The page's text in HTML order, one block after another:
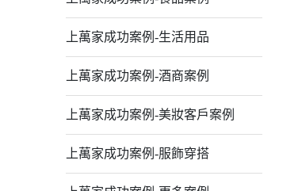
上萬家成功案例-生活用品
上萬家成功案例-酒商案例
上萬家成功案例-美妝客戶案例
上萬家成功案例-服飾穿搭